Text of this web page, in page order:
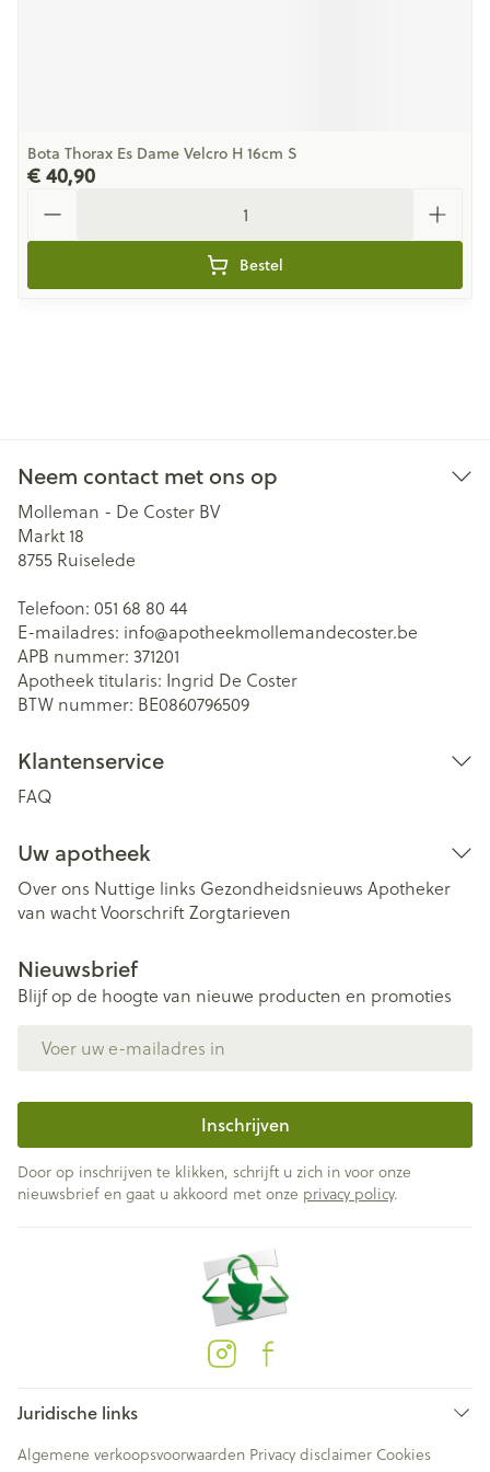
Bota Thorax Es Dame Velcro H 16cm S
€ 40,90
Bestel
Neem contact met ons op
Molleman - De Coster BV
Markt 18
8755 Ruiselede
Telefoon: 051 68 80 44
E-mailadres: info@apotheekmollemandecoster.be
APB nummer: 371201
Apotheek titularis: Ingrid De Coster
BTW nummer: BE0860796509
Klantenservice
FAQ
Uw apotheek
Over ons Nuttige links Gezondheidsnieuws Apotheker
van wachtVoorschriftZorgtarieven
Nieuwsbrief
Blijf op de hoogte van nieuwe producten en promoties
Inschrijven
Door op inschrijven te klikken, schrijft u zich in voor onze
nieuwsbrief en gaat u akkoord met onze privacy policy.
Juridische links
Algemene verkoopsvoorwaarden Privacy disclaimer Cookies